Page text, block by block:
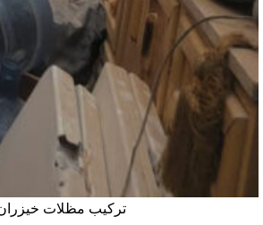
تركيب مظلات خيزران